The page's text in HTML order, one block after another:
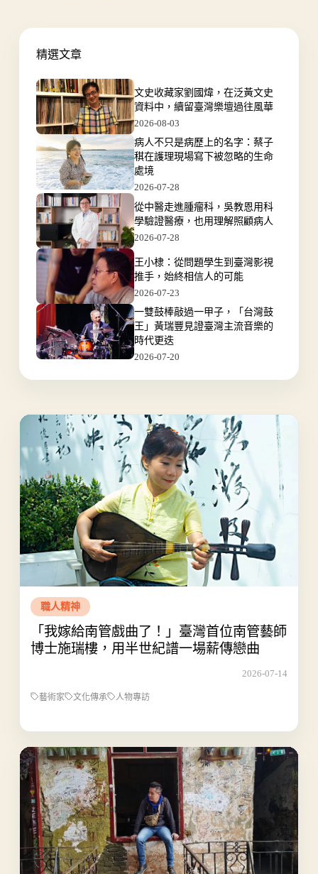
精選文章
文史收藏家劉國煒，在泛黃文史
資料中，續留臺灣樂壇過往風華
2026-08-03
病人不只是病歷上的名字：蔡子
稘在護理現場寫下被忽略的生命
處境
2026-07-28
從中醫走進腫瘤科，吳教恩用科
學驗證醫療，也用理解照顧病人
2026-07-28
王小棣：從問題學生到臺灣影視
推手，始終相信人的可能
2026-07-23
一雙鼓棒敲過一甲子，「台灣鼓
王」黃瑞豐見證臺灣主流音樂的
時代更迭
2026-07-20
職人精神
「我嫁給南管戲曲了！」臺灣首位南管藝師
博士施瑞樓，用半世紀譜一場薪傳戀曲
2026-07-14
藝術家 文化傳承 人物專訪